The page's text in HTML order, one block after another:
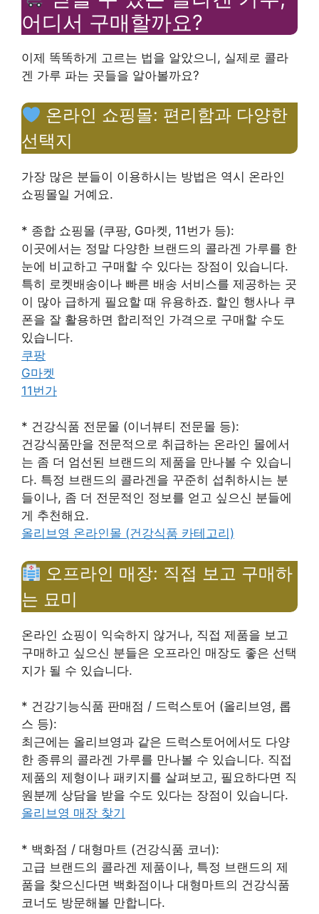
어디서 구매할까요?
이제 똑똑하게 고르는 법을 알았으니, 실제로 콜라
겐 가루 파는 곳들을 알아볼까요?
온라인 쇼핑몰: 편리함과 다양한
선택지
가장 많은 분들이 이용하시는 방법은 역시 온라인
쇼핑몰일 거예요.
* 종합 쇼핑몰 (쿠팡, G마켓, 11번가 등):
이곳에서는 정말 다양한 브랜드의 콜라겐 가루를 한
눈에 비교하고 구매할 수 있다는 장점이 있습니다.
특히 로켓배송이나 빠른 배송 서비스를 제공하는 곳
이 많아 급하게 필요할 때 유용하죠. 할인 행사나 쿠
폰을 잘 활용하면 합리적인 가격으로 구매할 수도
있습니다.
쿠팡
G마켓
11번가
* 건강식품 전문몰 (이너뷰티 전문몰 등):
건강식품만을 전문적으로 취급하는 온라인 몰에서
는 좀 더 엄선된 브랜드의 제품을 만나볼 수 있습니
다. 특정 브랜드의 콜라겐을 꾸준히 섭취하시는 분
들이나, 좀 더 전문적인 정보를 얻고 싶으신 분들에
게 추천해요.
올리브영 온라인몰 (건강식품 카테고리)
오프라인 매장: 직접 보고 구매하
는 묘미
온라인 쇼핑이 익숙하지 않거나, 직접 제품을 보고
구매하고 싶으신 분들은 오프라인 매장도 좋은 선택
지가 될 수 있습니다.
* 건강기능식품 판매점 / 드럭스토어 (올리브영, 롭
스 등):
최근에는 올리브영과 같은 드럭스토어에서도 다양
한 종류의 콜라겐 가루를 만나볼 수 있습니다. 직접
제품의 제형이나 패키지를 살펴보고, 필요하다면 직
원분께 상담을 받을 수도 있다는 장점이 있습니다.
올리브영 매장 찾기
* 백화점 / 대형마트 (건강식품 코너):
고급 브랜드의 콜라겐 제품이나, 특정 브랜드의 제
품을 찾으신다면 백화점이나 대형마트의 건강식품
코너도 방문해볼 만합니다.